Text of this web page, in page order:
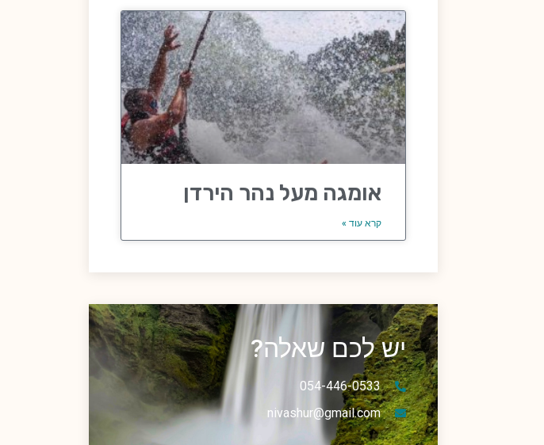
אומגה מעל נהר הירדן
קרא עוד »
יש לכם שאלה?
054-446-0533
nivashur@gmail.com